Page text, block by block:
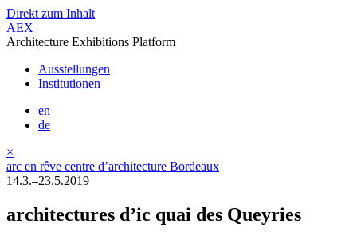
Direkt zum Inhalt
AEX
Architecture Exhibitions Platform
Ausstellungen
Institutionen
en
de
×
arc en rêve centre d’architecture Bordeaux
14.3.–23.5.2019
architectures d’ic quai des Queyries